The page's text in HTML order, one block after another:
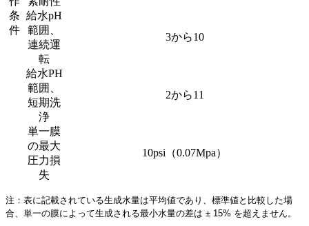
条
件
給水pH
範囲、
連続運
転
3から10
給水PH
範囲、
短期洗
浄
2から11
単一膜
の最大
圧力損
失
10psi（0.07Mpa）
注：表に記載されている生成水量は平均値であり、標準値と比較した場
合、単一の膜によって生成される最小水量の差は ± 15% を超えません。